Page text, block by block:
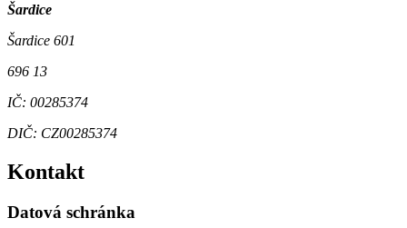
Šardice
Šardice 601
696 13
IČ: 00285374
DIČ: CZ00285374
Kontakt
Datová schránka